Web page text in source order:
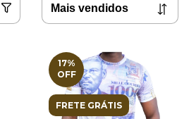
17%
OFF
FRETE GRÁTIS